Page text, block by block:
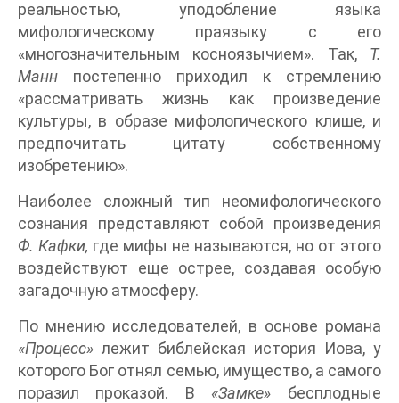
реальностью, уподобление языка
мифологическому праязыку с его
«многозначительным косноязычием». Так, Т.
Манн постепенно приходил к стремлению
«рассматривать жизнь как произведение
культуры, в образе мифологического клише, и
предпочитать цитату собственному
изобретению».
Наиболее сложный тип неомифологического
сознания представляют собой произведения
Ф. Кафки, где мифы не называются, но от этого
воздействуют еще острее, создавая особую
загадочную атмосферу.
По мнению исследователей, в основе романа
«Процесс» лежит библейская история Иова, у
которого Бог отнял семью, имущество, а самого
поразил проказой. В «Замке» бесплодные